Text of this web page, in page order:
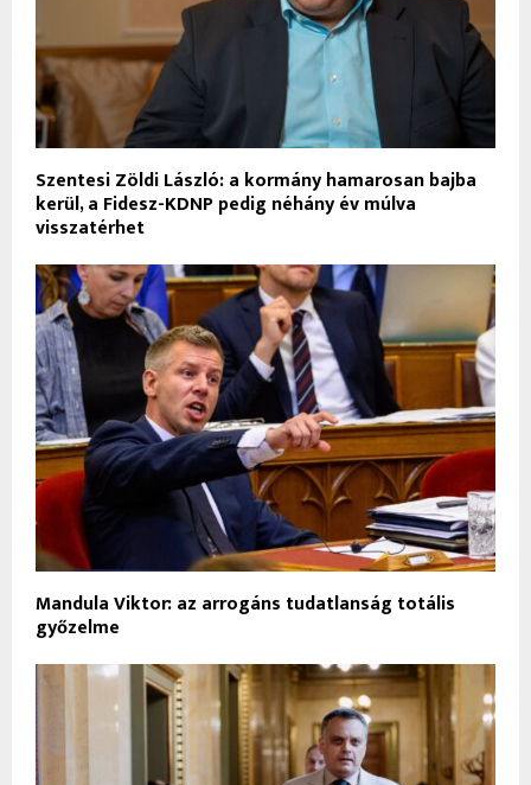
Szentesi Zöldi László: a kormány hamarosan bajba
kerül, a Fidesz-KDNP pedig néhány év múlva
visszatérhet
Mandula Viktor: az arrogáns tudatlanság totális
győzelme